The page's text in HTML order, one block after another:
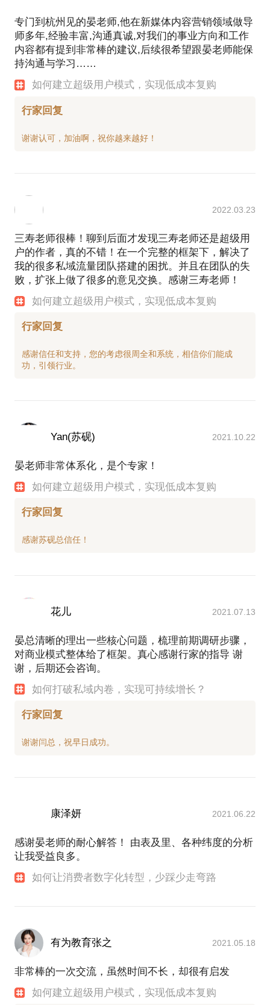
专门到杭州见的晏老师,他在新媒体内容营销领域做导
师多年,经验丰富,沟通真诚,对我们的事业方向和工作
内容都有提到非常棒的建议,后续很希望跟晏老师能保
持沟通与学习……
如何建立超级用户模式，实现低成本复购
行家回复
2022.03.23
三寿老师很棒！聊到后面才发现三寿老师还是超级用
户的作者，真的不错！在一个完整的框架下，解决了
我的很多私域流量团队搭建的困扰。并且在团队的失
败，扩张上做了很多的意见交换。感谢三寿老师！
如何建立超级用户模式，实现低成本复购
行家回复
感谢信任和支持，您的考虑很周全和系统，相信你们能成
Yan(苏砚) 2021.10.22
晏老师非常体系化，是个专家！
如何建立超级用户模式，实现低成本复购
行家回复
花儿 2021.07.13
晏总清晰的理出一些核心问题，梳理前期调研步骤，
对商业模式整体给了框架。真心感谢行家的指导 谢
谢，后期还会咨询。
如何打破私域内卷，实现可持续增长？
行家回复
康泽妍 2021.06.22
感谢晏老师的耐心解答！ 由表及里、各种纬度的分析
让我受益良多。
如何让消费者数字化转型，少踩少走弯路
有为教育张之 2021.05.18
非常棒的一次交流，虽然时间不长，却很有启发
如何建立超级用户模式，实现低成本复购